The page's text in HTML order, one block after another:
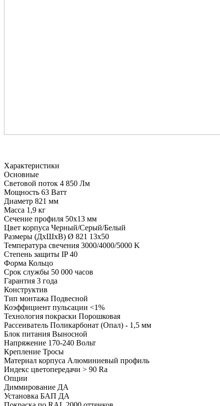
Характеристики
Основные
Световой поток 4 850 Лм
Мощность 63 Ватт
Диаметр 821 мм
Масса 1,9 кг
Сечение профиля 50х13 мм
Цвет корпуса Черный/Серый/Белый
Размеры (ДхШхВ) Ø 821 13х50
Температура свечения 3000/4000/5000 K
Степень защиты IP 40
Форма Кольцо
Срок службы 50 000 часов
Гарантия 3 года
Конструктив
Тип монтажа Подвесной
Коэффициент пульсации <1%
Технология покраски Порошковая
Рассеиватель Поликарбонат (Опал) - 1,5 мм
Блок питания Выносной
Напряжение 170-240 Вольт
Крепление Тросы
Материал корпуса Алюминиевый профиль
Индекс цветопередачи > 90 Ra
Опции
Диммирование ДА
Установка БАП ДА